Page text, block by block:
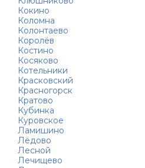
Кокино
Коломна
Колонтаево
Королёв
Костино
Косяково
Котельники
Красковский
Красногорск
Кратово
Кубинка
Куровское
Ламишино
Лёдово
Лесной
Лечищево